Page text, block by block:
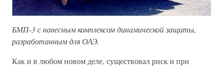
БМП-3 с навесным комплексом динамической защиты,
разработанным для ОАЭ.
Как и в любом новом деле, существовал риск и при